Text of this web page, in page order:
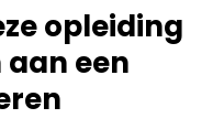
opleiding
een